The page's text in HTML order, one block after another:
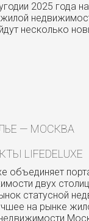
2025 года
несколько
— МОСКВА
LIFEDELUXE
объединяет
двух
статусной
на рынке